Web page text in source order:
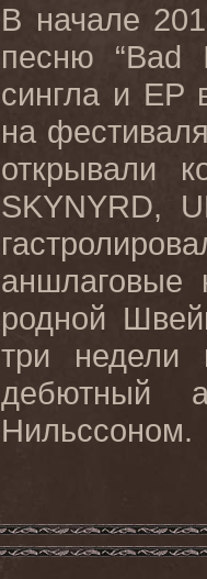
В начале
песню “Bad
сингла и EP
на
открывали
SKYNYRD,
аншлаговые
родной
три недели
дебютный
Нильссоном.